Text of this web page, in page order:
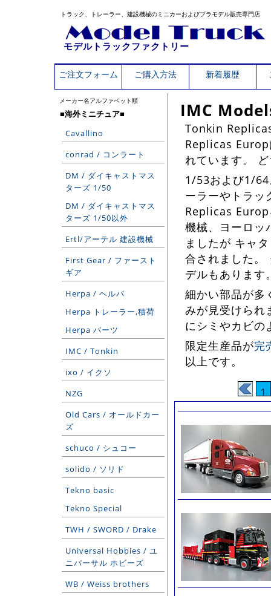
トラック、トレーラー、建設機械のミニカーおよびプラモデル販売専門店
モデルトラックファクトリー
ご注文フォーム ご購入方法 新着履歴
メーカー名アルファベット順
■海外ミニチュア■
Cavallino
conrad / コンラート
DM / ダイキャストマス
ターズ 1/50
DM / ダイキャストマス
ターズ 1/50以外
Ertl/アーテル 建設機械
First Gear / ファースト
ギア
Herpa / ヘルパ
Herpa トレーラー,積荷
Herpa パーツ
IMC / Tonkin
ixo / イクソ
NZG
Old Cars / オールドカー
ズ
schuco / シュコー
solido / ソリド
Tekno basic
Tekno Special
TWH / SWORD / Drake
Universal Hobbies / ユ
ニバーサル ホビーズ
WB / Weiss brothers
IMC
Tonkin
Replicas Europ
れています。
1/53および1/64
ーラーやトラ
Replicas Europ
機械、ヨーロッ
ましたが キャ
合されました。
デルもあります
細かい部品が多
みが見受けられ
にシミやカビの
限定生産品が完
以上です。
1